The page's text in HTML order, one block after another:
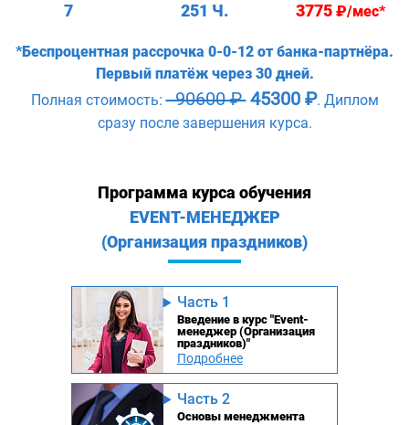
7 251 Ч. 3775₽/мес*
*Беспроцентная рассрочка 0-0-12 от банка-партнёра.
Первый платёж через 30 дней.
Полная стоимость:90600 ₽45300 ₽. Диплом
сразу после завершения курса.
Программа курса обучения
EVENT-МЕНЕДЖЕР
(Организация праздников)
Часть 1
Введение в курс "Event-
менеджер (Организация
праздников)"
Подробнее
Часть 2
Основы менеджмента